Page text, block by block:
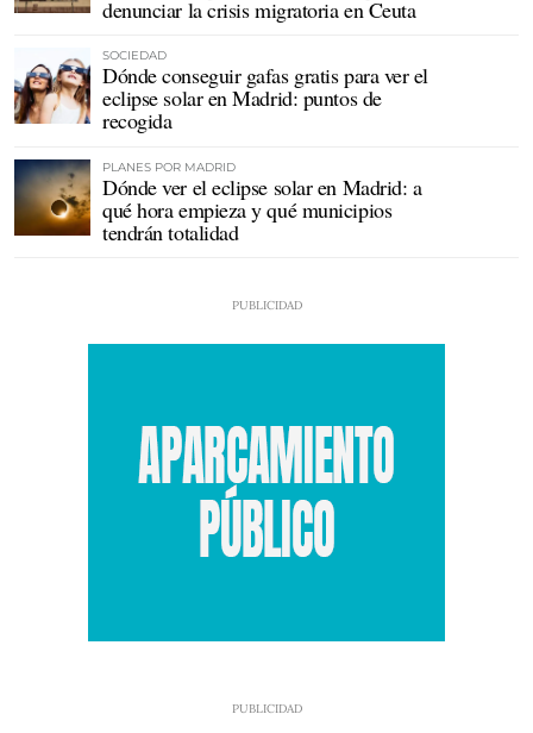
denunciar la crisis migratoria en Ceuta
SOCIEDAD
Dónde conseguir gafas gratis para ver el
eclipse solar en Madrid: puntos de
recogida
PLANES POR MADRID
Dónde ver el eclipse solar en Madrid: a
qué hora empieza y qué municipios
tendrán totalidad